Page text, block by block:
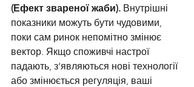
(Ефект звареної жаби). Внутрішні
показники можуть бути чудовими,
поки сам ринок непомітно змінює
вектор. Якщо споживчі настрої
падають, з’являються нові технології
або змінюється регуляція, ваші